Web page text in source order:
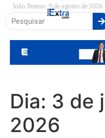
João Pessoa: 9 de agosto de 2026
Dia: 3 de
2026